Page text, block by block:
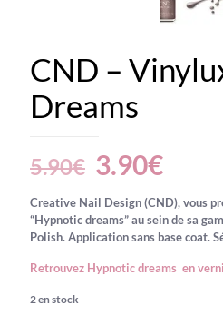
CND –
Dreams
5.90€ Le
prix
initial
était :
5.90€.
3.90€Le
prix
est :
Creative Nail Design (CND), vous
“Hypnotic dreams” au sein de sa
Polish. Application sans base coat.
Retrouvez Hypnotic dreams en
2 en stock